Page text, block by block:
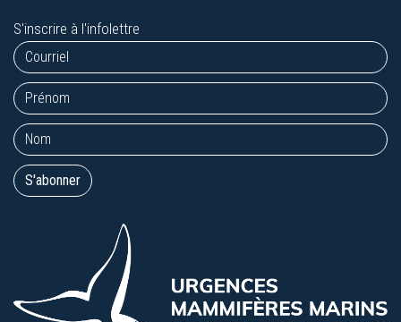
S'inscrire à l'infolettre